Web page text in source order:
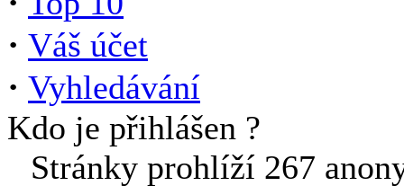
· Váš účet
· Vyhledávání
Kdo je přihlášen ?
Stránky prohlíží 267